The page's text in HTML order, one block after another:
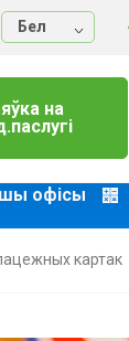
Бел
на
офісы
картак